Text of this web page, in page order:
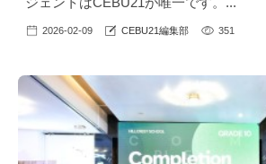
2026-02-09 CEBU21編集部 351